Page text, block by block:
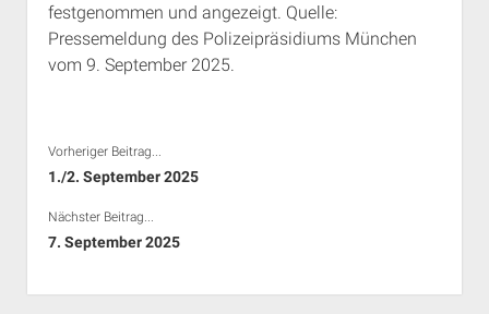
RSS-Feeds, Twitter & Facebook
Bibliothek
festgenommen und angezeigt. Quelle:
Pressemeldung des Polizeipräsidiums München
vom 9. September 2025.
Vorheriger Beitrag...
1./2. September 2025
Nächster Beitrag...
7. September 2025